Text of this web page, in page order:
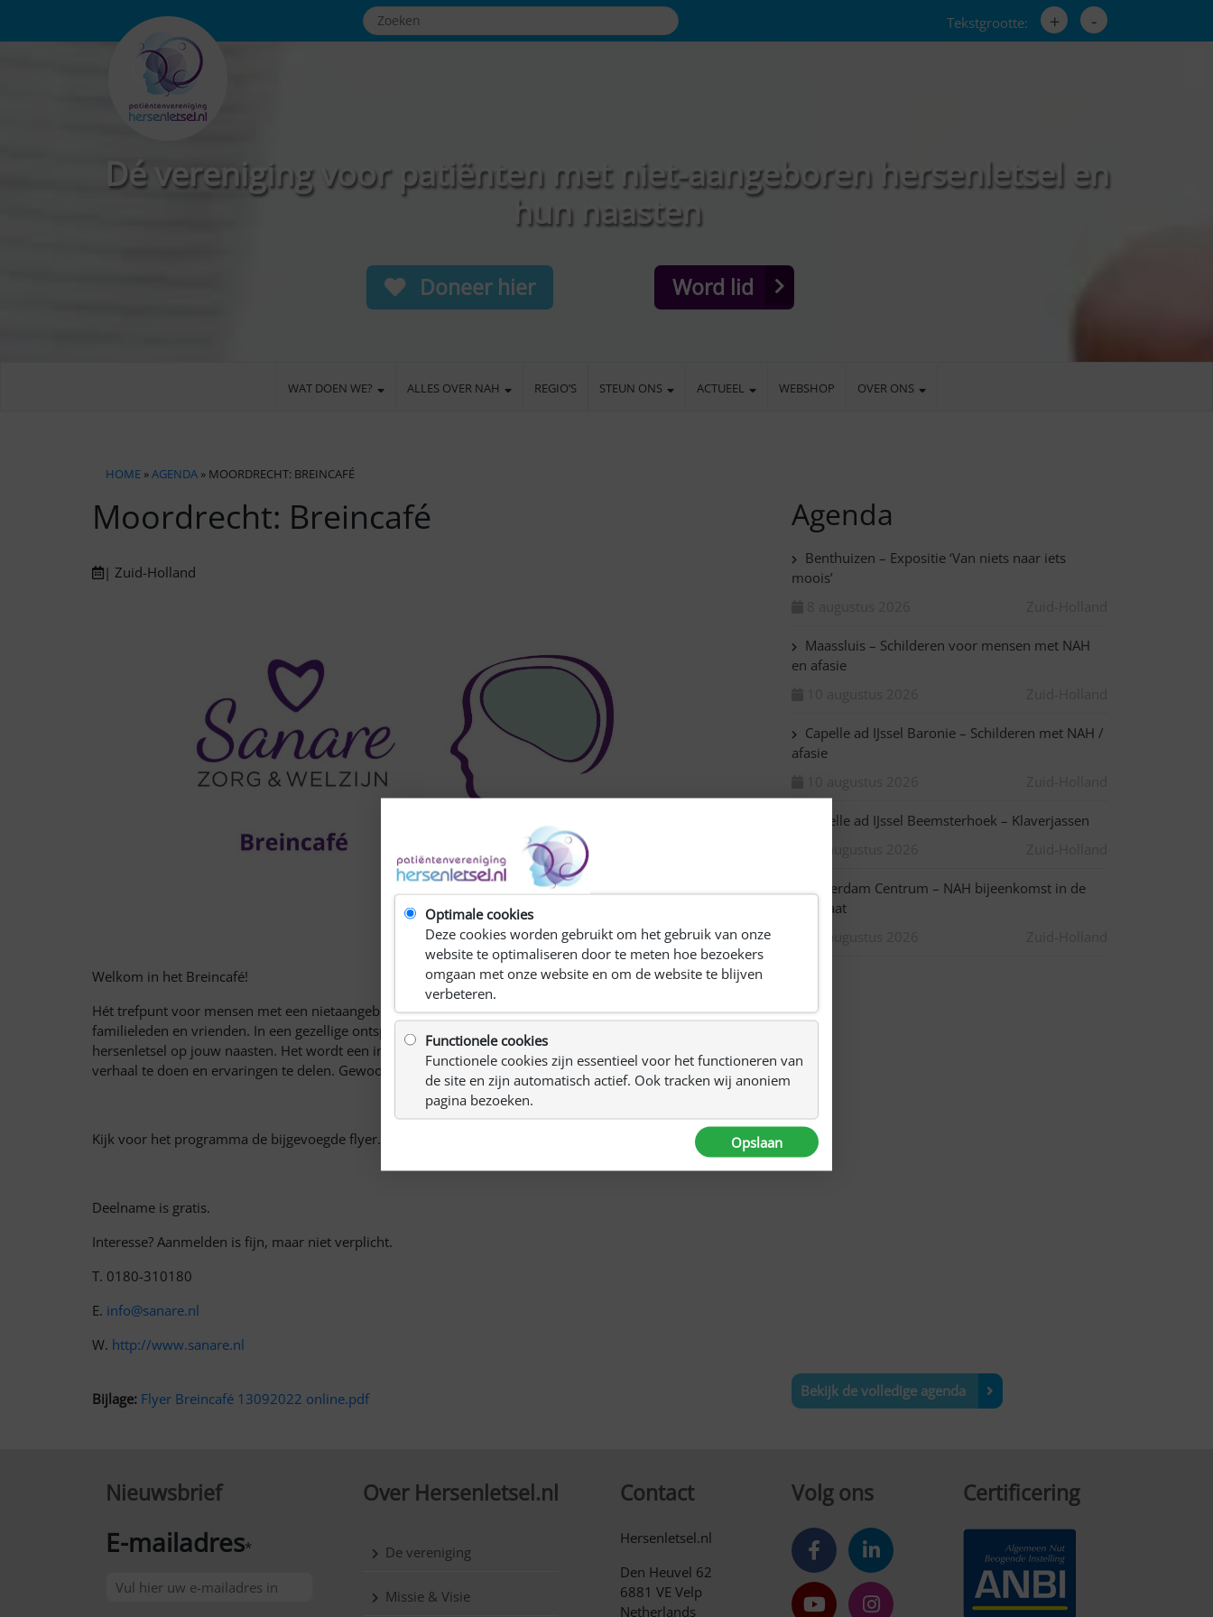
Tekstgrootte: + -
Dé vereniging voor patiënten met niet-aangeboren hersenletsel en
hun naasten
Doneer hier Word lid
WAT DOEN WE? ALLES OVER NAH REGIO’S STEUN ONS ACTUEEL WEBSHOP OVER ONS
HOME »AGENDA » MOORDRECHT: BREINCAFÉ
Moordrecht: Breincafé
| Zuid-Holland
Welkom in het Breincafé!
Hét trefpunt voor mensen met een nietaangeboren hersenletsel (NAH), hun partners, mantelzorgers,
familieleden en vrienden. In een gezellige ontspannen sfeer gaan we het dit keer hebben over de impact van
hersenletsel op jouw naasten. Het wordt een interactieve avond waarbij iedereen welkom is om zijn of haar
verhaal te doen en ervaringen te delen. Gewoon luisteren naar de anderen kan natuurlijk ook.
Kijk voor het programma de bijgevoegde flyer.
Deelname is gratis.
Interesse? Aanmelden is fijn, maar niet verplicht.
T. 0180-310180
E. info@sanare.nl
W. http://www.sanare.nl
Bijlage: Flyer Breincafé 13092022 online.pdf
Agenda
Benthuizen – Expositie ‘Van niets naar iets
moois’
Maassluis – Schilderen voor mensen met NAH
en afasie
Capelle ad IJssel Baronie – Schilderen met NAH /
afasie
Capelle ad IJssel Beemsterhoek – Klaverjassen
Rotterdam Centrum – NAH bijeenkomst in de
Kipstraat
Bekijk de volledige agenda
Nieuwsbrief
E-mailadres*
Over Hersenletsel.nl
De vereniging
Missie & Visie
Contact
Hersenletsel.nl
Den Heuvel 62
6881 VE Velp
Netherlands
Volg ons Certificering
Optimale cookies
Deze cookies worden gebruikt om het gebruik van onze
website te optimaliseren door te meten hoe bezoekers
omgaan met onze website en om de website te blijven
verbeteren.
Functionele cookies
Functionele cookies zijn essentieel voor het functioneren van
de site en zijn automatisch actief. Ook tracken wij anoniem
pagina bezoeken.
Opslaan